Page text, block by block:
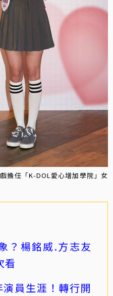
擔任「K-DOL愛心增加學院」女
？楊銘威.方志友
看
員生涯！轉行開